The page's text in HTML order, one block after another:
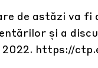
de astăzi va
și a
https://